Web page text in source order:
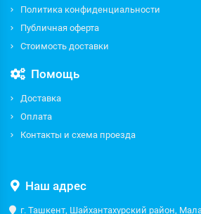
Политика конфиденциальности
Публичная оферта
Стоимость доставки
Помощь
Доставка
Оплата
Контакты и схема проезда
Наш адрес
г. Ташкент, Шайхантахурский район,